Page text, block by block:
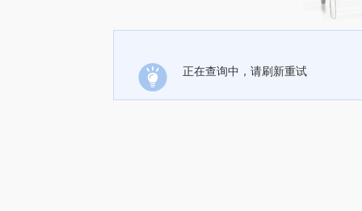
正在查询中，请刷新重试